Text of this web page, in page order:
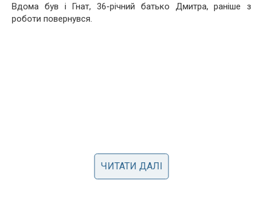
Вдома був і Гнат, 36-річний батько Дмитра, раніше з
роботи повернувся.
ЧИТАТИ ДАЛІ